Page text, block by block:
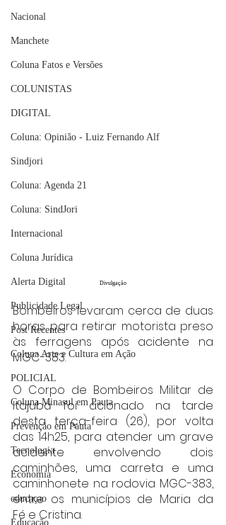
Nacional
Manchete
Coluna Fatos e Versões
COLUNISTAS
DIGITAL
Coluna: Opinião - Luiz Fernando Alf
Sindjori
Coluna: Agenda 21
Coluna: SindJori
Internacional
Coluna Jurídica
Alerta Digital
Publicidade Legal
Post Recentes
Coluna Arte e Cultura em Ação
POLICIAL
Coluna Minasul em Pauta
Prevenção em Pauta
Tecnologia
Economia
educaçao
Educação
Divulgação
Bombeiros levaram cerca de duas
horas para retirar motorista preso
às ferragens após acidente na
MGC-383.
O Corpo de Bombeiros Militar de
Itajubá foi acionado na tarde
desta terça-feira (26), por volta
das 14h25, para atender um grave
acidente envolvendo dois
caminhões, uma carreta e uma
caminhonete na rodovia MGC-383,
entre os municípios de Maria da
Fé e Cristina.